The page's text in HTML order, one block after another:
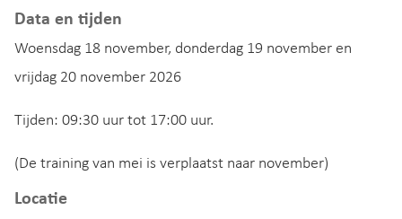
Data en tijden
Woensdag 18 november, donderdag 19 november en
vrijdag 20 november 2026
Tijden: 09:30 uur tot 17:00 uur.
(De training van mei is verplaatst naar november)
Locatie